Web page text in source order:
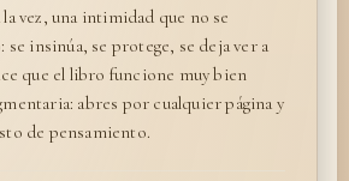
vez, una intimidad que no se
se insinúa, se protege, se deja ver a
que el libro funcione muy bien
abres por cualquier página y
de pensamiento.